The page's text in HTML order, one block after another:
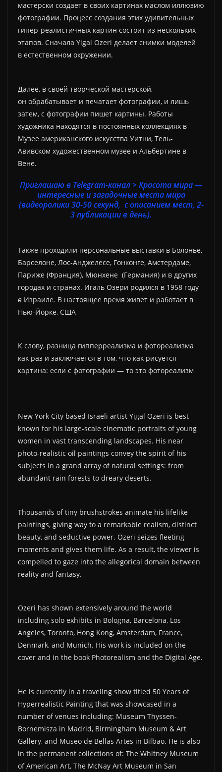
мастерски создает в своих картинах маслом иллюзию
фотографии. Процесс создания этих удивительных
гипер-реалистичных картин состоит из нескольких
этапов. Сначала Yigal Ozeri делает снимки моделей
в естественном окружении.
Далее, в своей творческой мастерской,
он обрабатывает и печатает фотографии, и лишь
затем, с фотографии пишет картины. Работы
художника находятся в постоянных коллекциях в
Музее американского искусства Уитни, Тель-
Авивском художественном музее и Альбертине в
Вене.
Приглашаю в Telegram-канал > Красота мира —
интересные и загадочные места мира
(видеоролики 30-50 секунд, с описанием мест, 2-
3 публикации в день).
Также проходили персональные выставки в Болонье,
Барселоне, Лос-Анджелесе, Гонконге, Амстердаме,
Париже (Франция), Мюнхене (Германия) и в других
городах и странах. Игаль Озери родился в 1958 году
в Израиле. В настоящее время живет и работает в
Нью-Йорке, США
К слову, разница гипперреализма и фотореализма
как раз и заключается в том, что как рисуется
картина: если с фотографии — то это фотореализм
New York City based Israeli artist Yigal Ozeri is best
known for his large-scale cinematic portraits of young
women in vast transcending landscapes. His near
photo-realistic oil paintings convey the spirit of his
subjects in a grand array of natural settings: from
abundant rain forests to dreary deserts.
Thousands of tiny brushstrokes animate his lifelike
paintings, giving way to a remarkable realism, distinct
beauty, and seductive power. Ozeri seizes fleeting
moments and gives them life. As a result, the viewer is
compelled to gaze into the allegorical domain between
reality and fantasy.
Ozeri has shown extensively around the world
including solo exhibits in Bologna, Barcelona, Los
Angeles, Toronto, Hong Kong, Amsterdam, France,
Denmark, and Munich. His work is included on the
cover and in the book Photorealism and the Digital Age.
He is currently in a traveling show titled 50 Years of
Hyperrealistic Painting that was showcased in a
number of venues including: Museum Thyssen-
Bornemisza in Madrid, Birmingham Museum & Art
Gallery, and Museo de Bellas Artes in Bilbao. He is also
in the permanent collections of: The Whitney Museum
of American Art, The McNay Art Museum in San